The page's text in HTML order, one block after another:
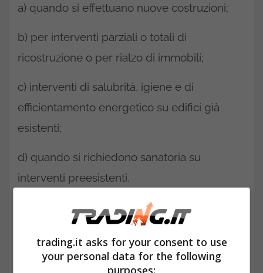
a) quando si effettuano nuove costruzioni;
b) per interventi parziali o totali di
ricostruzione o per rialzo di immobili;
c) interventi di salubrità, igiene e di
efficientamento energetico su edifici già
esistenti;
d) quando si richiedono sanatoria su
interventi preesistenti.
LEGGI ANCHE>>>Superbonus 110% con
proroga al 2023, ma problemi su costi e
tempi di consegna
trading.it asks for your consent to use
your personal data for the following
purposes: